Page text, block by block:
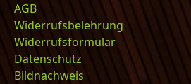
AGB
Widerrufsbelehrung
Widerrufsformular
Datenschutz
Bildnachweis